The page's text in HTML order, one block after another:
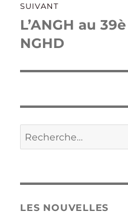
SUIVANT
Publication
suivante :
L’ANGH au
NGHD
Recherche
pour :
LES NOUVELLES